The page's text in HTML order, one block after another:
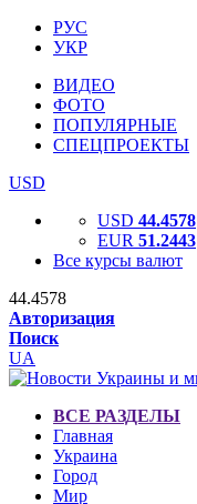
РУС
УКР
ВИДЕО
ФОТО
ПОПУЛЯРНЫЕ
СПЕЦПРОЕКТЫ
USD
USD 44.4578
EUR 51.2443
Все курсы валют
44.4578
Авторизация
Поиск
UA
ВСЕ РАЗДЕЛЫ
Главная
Украина
Город
Мир